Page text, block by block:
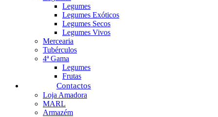
Legumes
Legumes Exóticos
Legumes Secos
Legumes Vivos
Mercearia
Tubérculos
4ª Gama
Legumes
Frutas
Contactos
Loja Amadora
MARL
Armazém